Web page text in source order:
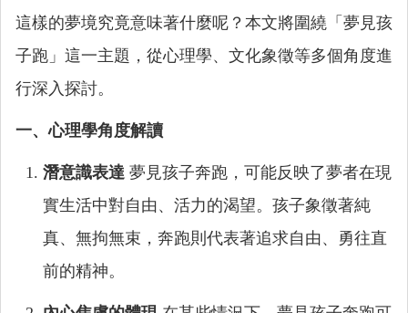
這樣的夢境究竟意味著什麼呢？本文將圍繞「夢見孩
子跑」這一主題，從心理學、文化象徵等多個角度進
行深入探討。
一、心理學角度解讀
潛意識表達 夢見孩子奔跑，可能反映了夢者在現
實生活中對自由、活力的渴望。孩子象徵著純
真、無拘無束，奔跑則代表著追求自由、勇往直
前的精神。